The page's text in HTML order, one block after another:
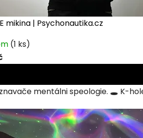
mikina | Psychonautika.cz
(1 ks)
mentálni speologie. 🕳️ K-